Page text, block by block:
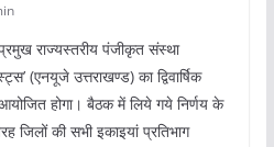
प्रमुख राज्यस्तरीय पंजीकृत संस्था
(एनयूजे उत्तराखण्ड) का द्विवार्षिक
होगा। बैठक में लिये गये निर्णय के
जिलों की सभी इकाइयां प्रतिभाग